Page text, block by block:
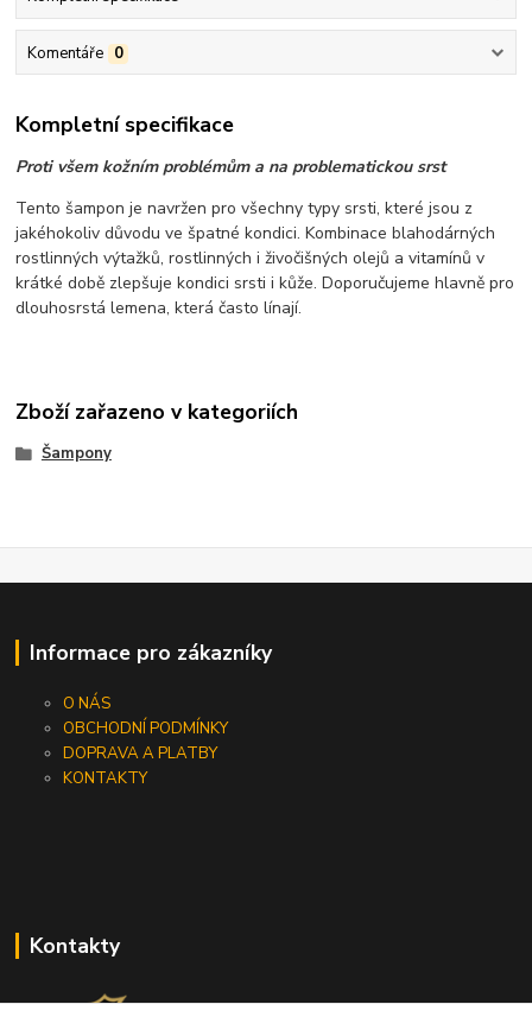
Komentáře 0
Kompletní specifikace
Proti všem kožním problémům a na problematickou srst
Tento šampon je navržen pro všechny typy srsti, které jsou z
jakéhokoliv důvodu ve špatné kondici. Kombinace blahodárných
rostlinných výtažků, rostlinných i živočišných olejů a vitamínů v
krátké době zlepšuje kondici srsti i kůže. Doporučujeme hlavně pro
dlouhosrstá lemena, která často línají.
Zboží zařazeno v kategoriích
Šampony
Informace pro zákazníky
O NÁS
OBCHODNÍ PODMÍNKY
DOPRAVA A PLATBY
KONTAKTY
Kontakty